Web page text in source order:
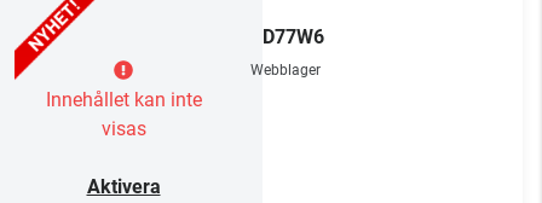
Innehållet kan inte
visas
Aktivera
OLED77W6
Webblager